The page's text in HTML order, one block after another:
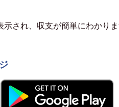
され、収支が簡単にわかりま